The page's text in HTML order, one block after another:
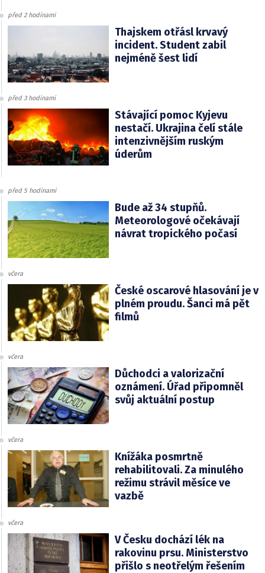
před 2 hodinami
Thajskem otřásl krvavý
incident. Student zabil
nejméně šest lidí
před 3 hodinami
Stávající pomoc Kyjevu
nestačí. Ukrajina čelí stále
intenzivnějším ruským
úderům
před 5 hodinami
Bude až 34 stupňů.
Meteorologové očekávají
návrat tropického počasí
včera
České oscarové hlasování je v
plném proudu. Šanci má pět
filmů
včera
Důchodci a valorizační
oznámení. Úřad připomněl
svůj aktuální postup
včera
Knížáka posmrtně
rehabilitovali. Za minulého
režimu strávil měsíce ve
vazbě
včera
V Česku dochází lék na
rakovinu prsu. Ministerstvo
přišlo s neotřelým řešením